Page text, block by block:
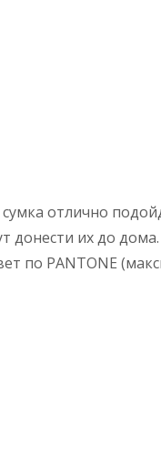
отлично
донести их до
по PANTONE